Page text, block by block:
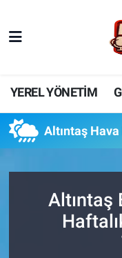
YEREL YÖNETİM
Altıntaş
Altıntaş
YEREL
GÜNCEL
BİLİM VE
SPOR
DÜNYA
Nöbetçi
Hava Durumu
Trafik Durumu
Tüm Manşetler
Son Dakika